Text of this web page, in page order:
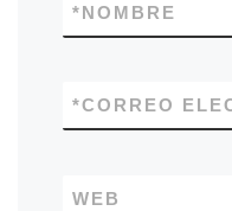
NOMBRE
*
CORREO
*
WEB